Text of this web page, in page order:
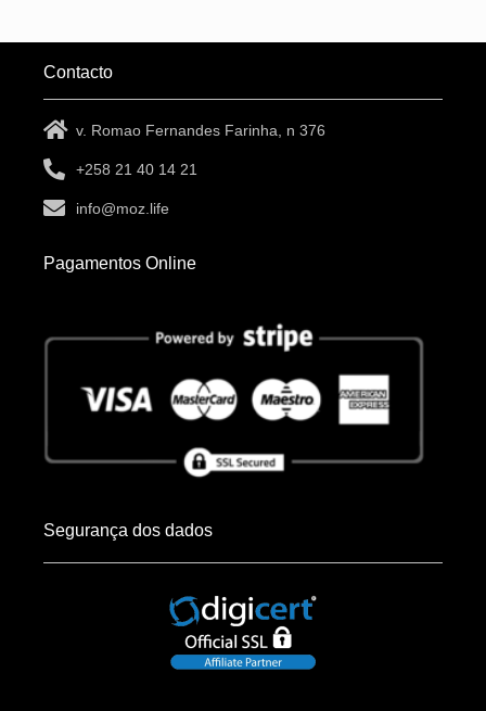
Contacto
v. Romao Fernandes Farinha, n 376
+258 21 40 14 21
info@moz.life
Pagamentos Online
Segurança dos dados